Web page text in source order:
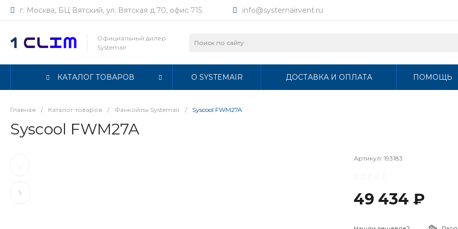
г. Москва, БЦ Вятский, ул. Вятская д.70, офис 715 info@systemairvent.ru
Официальный дилер
Systemair
КАТАЛОГ ТОВАРОВ О SYSTEMAIR ДОСТАВКА И ОПЛАТА ПОМОЩЬ
Главная / Каталог товаров / Фанкойлы Systemair / Syscool FWM27A
Syscool FWM27A
Артикул: 193183
49 434 ₽